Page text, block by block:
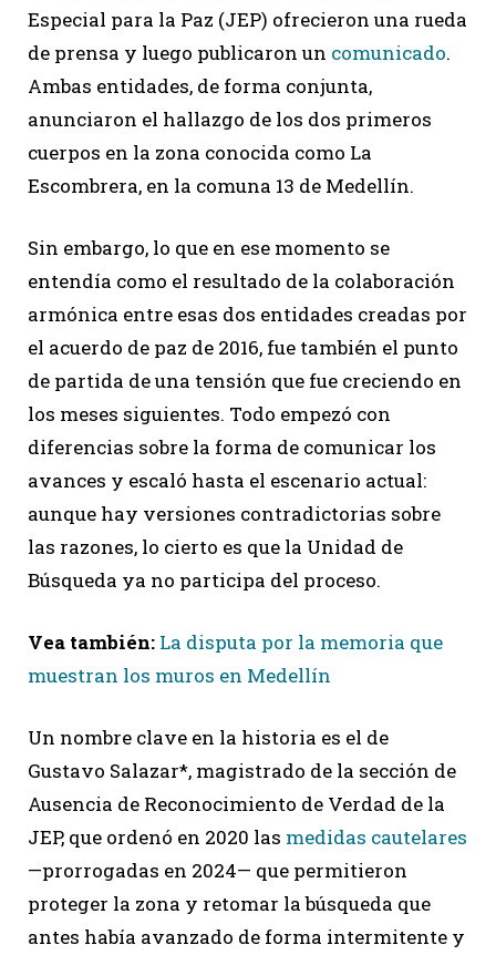
Especial para la Paz (JEP) ofrecieron una rueda
de prensa y luego publicaron un comunicado.
Ambas entidades, de forma conjunta,
anunciaron el hallazgo de los dos primeros
cuerpos en la zona conocida como La
Escombrera, en la comuna 13 de Medellín.
Sin embargo, lo que en ese momento se
entendía como el resultado de la colaboración
armónica entre esas dos entidades creadas por
el acuerdo de paz de 2016, fue también el punto
de partida de una tensión que fue creciendo en
los meses siguientes. Todo empezó con
diferencias sobre la forma de comunicar los
avances y escaló hasta el escenario actual:
aunque hay versiones contradictorias sobre
las razones, lo cierto es que la Unidad de
Búsqueda ya no participa del proceso.
Vea también: La disputa por la memoria que
muestran los muros en Medellín
Un nombre clave en la historia es el de
Gustavo Salazar*, magistrado de la sección de
Ausencia de Reconocimiento de Verdad de la
JEP, que ordenó en 2020 las medidas cautelares
—prorrogadas en 2024— que permitieron
proteger la zona y retomar la búsqueda que
antes había avanzado de forma intermitente y